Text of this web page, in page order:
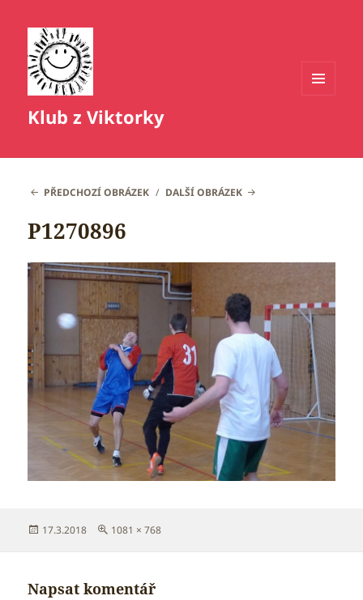
Klub z Viktorky
PŘEDCHOZÍ OBRÁZEK DALŠÍ OBRÁZEK
P1270896
Publikováno:
17.3.2018
Původní
1081 × 768
Napsat komentář